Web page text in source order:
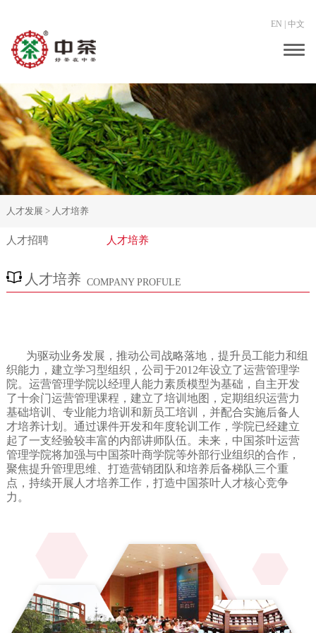
EN 中文
人才发展 > 人才培养
人才招聘 人才培养
人才培养 COMPANY PROFULE
为驱动业务发展，推动公司战略落地，提升员工能力和组
织能力，建立学习型组织，公司于2012年设立了运营管理学
院。运营管理学院以经理人能力素质模型为基础，自主开发
了十余门运营管理课程，建立了培训地图，定期组织运营力
基础培训、专业能力培训和新员工培训，并配合实施后备人
才培养计划。通过课件开发和年度轮训工作，学院已经建立
起了一支经验较丰富的内部讲师队伍。未来，中国茶叶运营
管理学院将加强与中国茶叶商学院等外部行业组织的合作，
聚焦提升管理思维、打造营销团队和培养后备梯队三个重
点，持续开展人才培养工作，打造中国茶叶人才核心竞争
力。